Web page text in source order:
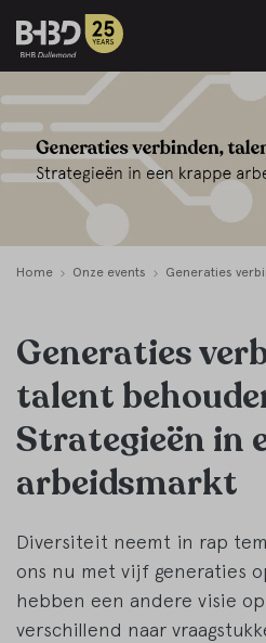
Home Onze events Generaties verbinden,
Generaties
talent
Strategieën in
arbeidsmarkt
Diversiteit neemt in rap
ons nu met vijf generaties
hebben een andere visie
verschillend naar